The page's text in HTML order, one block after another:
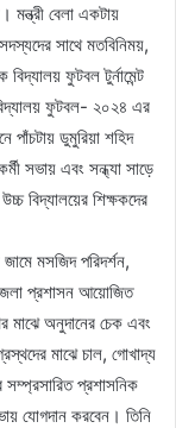
মন্ত্রী বেলা একটায়
সাথে মতবিনিময়,
ফুটবল টুর্নামেন্ট
ফুটবল- ২০২৪ এর
পাঁচটায় ডুমুরিয়া শহিদ
সভায় এবং সন্ধ্যা সাড়ে
বিদ্যালয়ের শিক্ষকদের
মসজিদ পরিদর্শন,
প্রশাসন আয়োজিত
মাঝে অনুদানের চেক এবং
মাঝে চাল, গোখাদ্য
প্রশাসনিক
যোগদান করবেন। তিনি